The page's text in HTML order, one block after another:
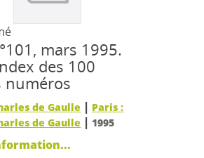
mars 1995.
des 100
numéros
de Gaulle | Paris :
de Gaulle | 1995